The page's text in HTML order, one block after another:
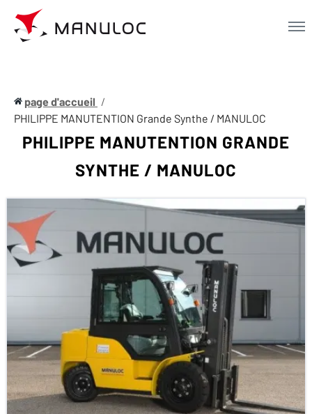
page d'accueil
PHILIPPE MANUTENTION Grande Synthe / MANULOC
PHILIPPE MANUTENTION GRANDE
SYNTHE / MANULOC